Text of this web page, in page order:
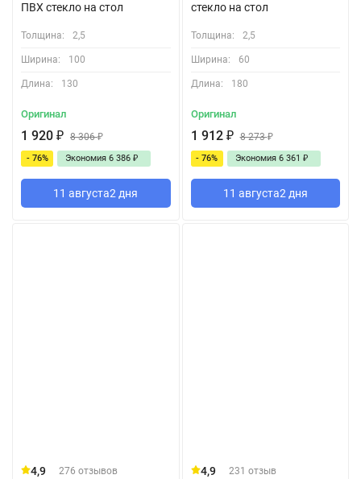
ПВХ стекло на стол
Толщина: 2,5
Ширина: 100
Длина: 130
Оригинал
1 920 ₽ 8 306₽
- 76% Экономия 6 386 ₽
11 августа2 дня
стекло на стол
Толщина: 2,5
Ширина: 60
Длина: 180
Оригинал
1 912 ₽ 8 273₽
- 76% Экономия 6 361 ₽
11 августа2 дня
4,9 276 отзывов 4,9 231 отзыв